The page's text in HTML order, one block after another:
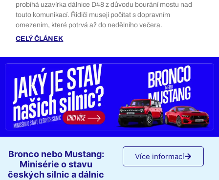
probíhá uzavírka dálnice D48 z důvodu bourání mostu nad
touto komunikací. Řidiči musejí počítat s dopravním
omezením, které potrvá až do nedělního večera.
CELÝ ČLÁNEK
Bronco nebo Mustang:
Minisérie o stavu
českých silnic a dálnic
Více informací